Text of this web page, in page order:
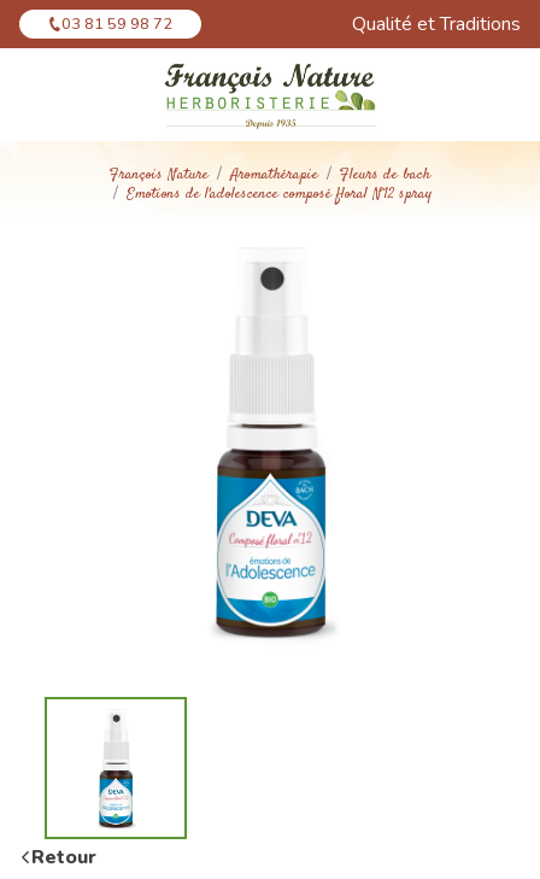
03 81 59 98 72 Qualité et Traditions
François Nature Aromathérapie
Fleurs de bach
Emotions de l'adolescence composé floral N°12 spray
Retour
Panneau de gestion des cookies